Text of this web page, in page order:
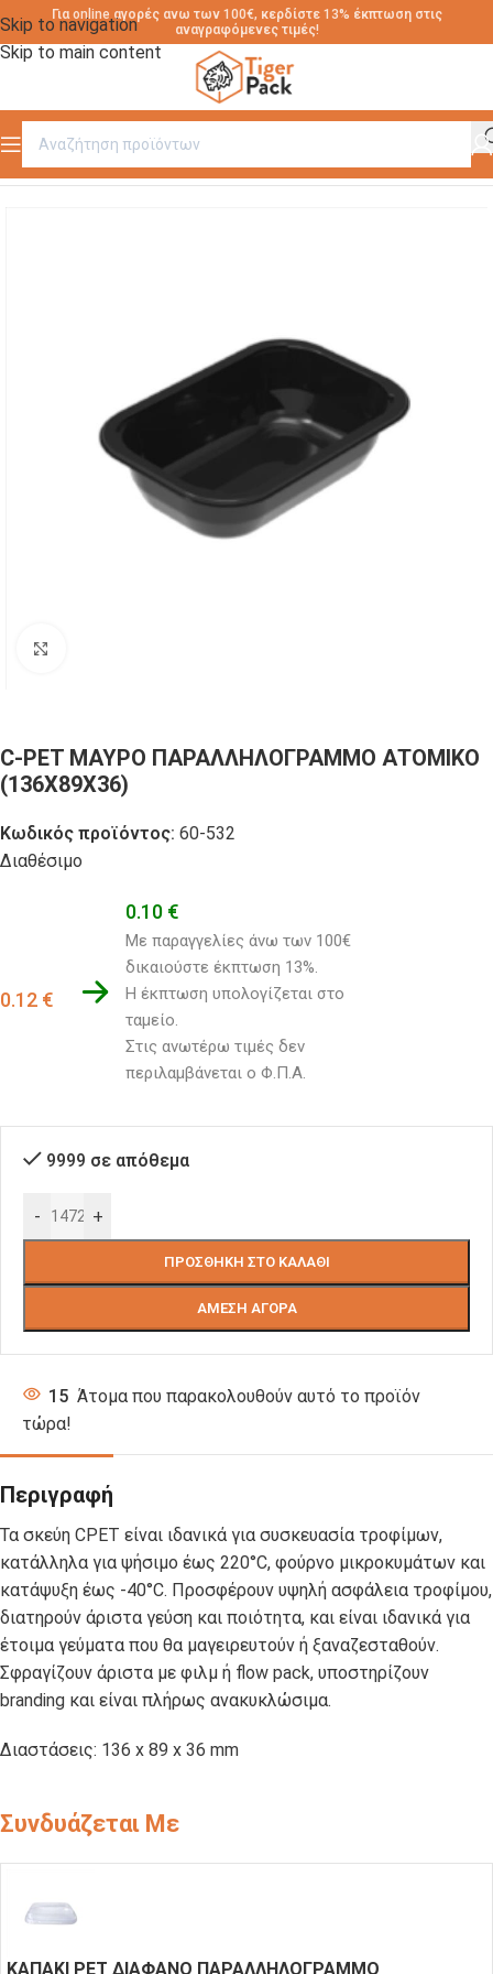
Skip to navigation
Skip to main content
Για online αγορές ανω των 100€, κερδίστε 13% έκπτωση στις
αναγραφόμενες τιμές!
Αρχική σελίδα / C-PET-ECO
C-PET ΜΑΥΡΟ ΠΑΡΑΛΛΗΛΟΓΡΑΜΜΟ ΑΤΟΜΙΚΟ
(136X89X36)
Κωδικός προϊόντος: 60-532
Διαθέσιμο
0.12 €
0.10 €
Με παραγγελίες άνω των 100€
δικαιούστε έκπτωση 13%.
Η έκπτωση υπολογίζεται στο
ταμείο.
Στις ανωτέρω τιμές δεν
περιλαμβάνεται ο Φ.Π.Α.
9999 σε απόθεμα
- +
ΠΡΟΣΘΉΚΗ ΣΤΟ ΚΑΛΆΘΙ
ΆΜΕΣΗ ΑΓΟΡΆ
15 Άτομα που παρακολουθούν αυτό το προϊόν
τώρα!
Περιγραφή
Τα σκεύη CPET είναι ιδανικά για συσκευασία τροφίμων,
κατάλληλα για ψήσιμο έως 220°C, φούρνο μικροκυμάτων και
κατάψυξη έως -40°C. Προσφέρουν υψηλή ασφάλεια τροφίμου,
διατηρούν άριστα γεύση και ποιότητα, και είναι ιδανικά για
έτοιμα γεύματα που θα μαγειρευτούν ή ξαναζεσταθούν.
Σφραγίζουν άριστα με φιλμ ή flow pack, υποστηρίζουν
branding και είναι πλήρως ανακυκλώσιμα.
Διαστάσεις: 136 x 89 x 36 mm
Συνδυάζεται Με
KΑΠΑΚΙ PET ΔΙΑΦΑΝΟ ΠΑΡΑΛΛΗΛΟΓΡΑΜΜΟ